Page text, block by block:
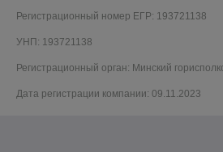
Регистрационный номер ЕГР: 193721138
УНП: 193721138
Регистрационный орган: Минский
Дата регистрации компании: 09.11.2023